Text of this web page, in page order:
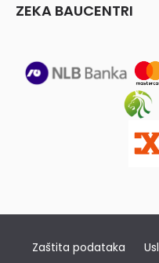
ZEKA BAUCENTRI
Zaštita podataka